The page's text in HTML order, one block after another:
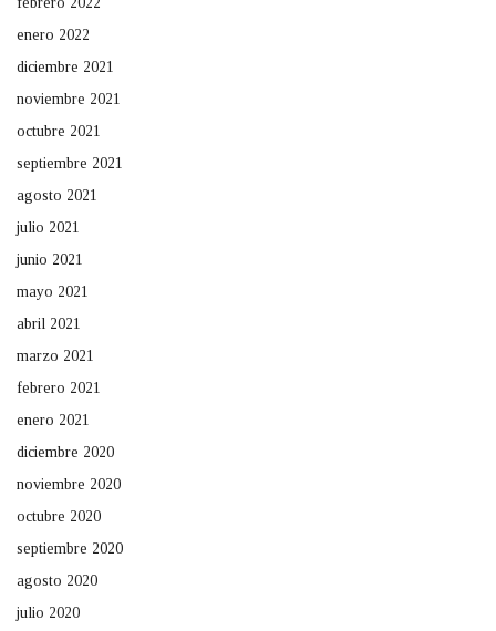
enero 2022
diciembre 2021
noviembre 2021
octubre 2021
septiembre 2021
agosto 2021
julio 2021
junio 2021
mayo 2021
abril 2021
marzo 2021
febrero 2021
enero 2021
diciembre 2020
noviembre 2020
octubre 2020
septiembre 2020
agosto 2020
julio 2020